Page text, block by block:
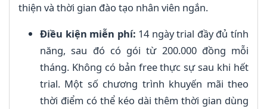
thiện và thời gian đào tạo nhân viên ngắn.
Điều kiện miễn phí: 14 ngày trial đầy đủ tính
năng, sau đó có gói từ 200.000 đồng mỗi
tháng. Không có bản free thực sự sau khi hết
trial. Một số chương trình khuyến mãi theo
thời điểm có thể kéo dài thêm thời gian dùng